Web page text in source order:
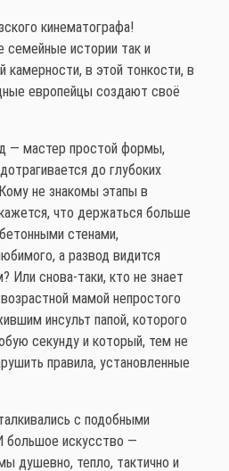
кинематографа!
истории так и
камерности, в этой тонкости, в
европейцы создают своё
— мастер простой формы,
до глубоких
не знакомы этапы в
что держаться больше
стенами,
а развод видится
Или снова-таки, кто не знает
мамой непростого
инсульт папой, которого
секунду и который, тем не
правила, установленные
с подобными
большое искусство —
душевно, тепло, тактично и